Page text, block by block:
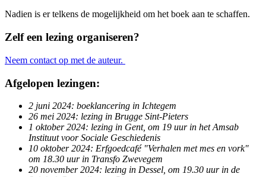
Nadien is er telkens de mogelijkheid om het boek aan te schaffen.
Zelf een lezing organiseren?
Neem contact op met de auteur.
Afgelopen lezingen:
2 juni 2024: boeklancering in Ichtegem
26 mei 2024: lezing in Brugge Sint-Pieters
1 oktober 2024: lezing in Gent, om 19 uur in het Amsab
Instituut voor Sociale Geschiedenis
10 oktober 2024: Erfgoedcafé "Verhalen met mes en vork"
om 18.30 uur in Transfo Zwevegem
20 november 2024: lezing in Dessel, om 19.30 uur in de